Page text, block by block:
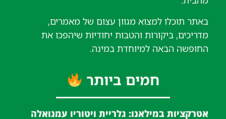
באתר תוכלו למצוא מגוון עצום של מאמרים,
מדריכים, ביקורות והטבות יחודיות שיהפכו את
החופשה הבאה למיוחדת במינה.
חמים ביותר
אטרקציות במילאנו: גלריית ויטוריו עמנואלה